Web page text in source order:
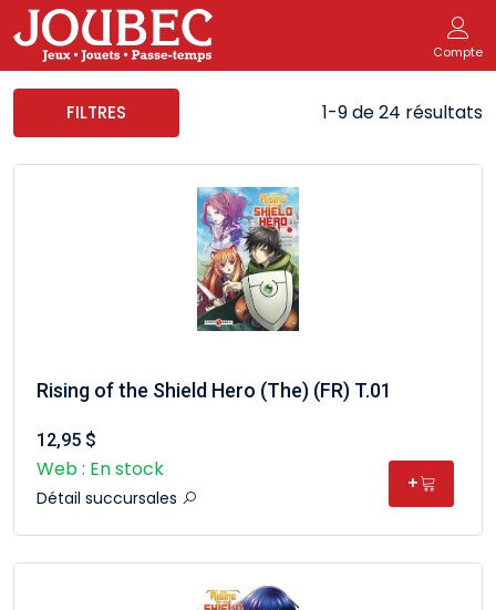
Compte
FILTRES 1-9 de 24 résultats
Rising of the Shield Hero (The) (FR) T.01
12,95 $
Web : En stock
Détail succursales
+